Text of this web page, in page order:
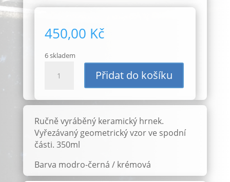
450,00 Kč
6 skladem
350ml
mramor
2803
množství
Přidat do košíku
Ručně vyráběný keramický hrnek.
Vyřezávaný geometrický vzor ve spodní
části. 350ml
Barva modro-černá / krémová